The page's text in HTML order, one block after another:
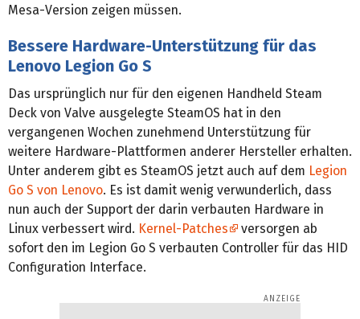
Mesa-Version zeigen müssen.
Bessere Hardware-Unterstützung für das
Lenovo Legion Go S
Das ursprünglich nur für den eigenen Handheld Steam
Deck von Valve ausgelegte SteamOS hat in den
vergangenen Wochen zunehmend Unterstützung für
weitere Hardware-Plattformen anderer Hersteller erhalten.
Unter anderem gibt es SteamOS jetzt auch auf dem Legion
Go S von Lenovo. Es ist damit wenig verwunderlich, dass
nun auch der Support der darin verbauten Hardware in
Linux verbessert wird. Kernel-Patches
versorgen ab
sofort den im Legion Go S verbauten Controller für das HID
Configuration Interface.